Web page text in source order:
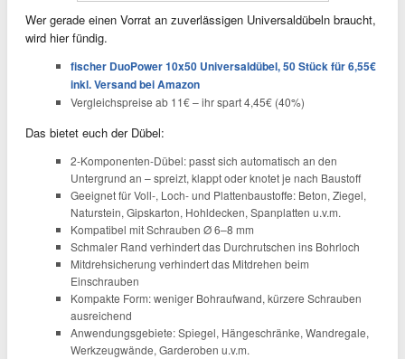
Wer gerade einen Vorrat an zuverlässigen Universaldübeln braucht,
wird hier fündig.
fischer DuoPower 10x50 Universaldübel, 50 Stück für 6,55€
inkl. Versand bei Amazon
Vergleichspreise ab 11€ – ihr spart 4,45€ (40%)
Das bietet euch der Dübel:
2-Komponenten-Dübel: passt sich automatisch an den
Untergrund an – spreizt, klappt oder knotet je nach Baustoff
Geeignet für Voll-, Loch- und Plattenbaustoffe: Beton, Ziegel,
Naturstein, Gipskarton, Hohldecken, Spanplatten u.v.m.
Kompatibel mit Schrauben Ø 6–8 mm
Schmaler Rand verhindert das Durchrutschen ins Bohrloch
Mitdrehsicherung verhindert das Mitdrehen beim
Einschrauben
Kompakte Form: weniger Bohraufwand, kürzere Schrauben
ausreichend
Anwendungsgebiete: Spiegel, Hängeschränke, Wandregale,
Werkzeugwände, Garderoben u.v.m.